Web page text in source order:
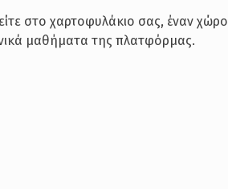
στο χαρτοφυλάκιο σας, έναν χώρο
μαθήματα της πλατφόρμας.